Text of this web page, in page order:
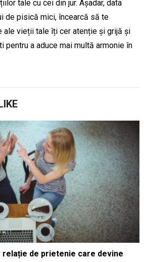
tale cu cei din jur. Așadar, data
de pisică mici, încearcă să te
ale vieții tale îți cer atenție și grijă și
pentru a aduce mai multă armonie în
relație de prietenie care devine